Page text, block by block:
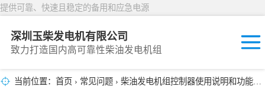
提供可靠、快速且稳定的备用和应急电源
深圳玉柴发电机有限公司
致力打造国内高可靠性柴油发电机组
当前位置： 首页 › 常见问题 › 柴油发电机组控制器使用说明和功能图解
固定开放式